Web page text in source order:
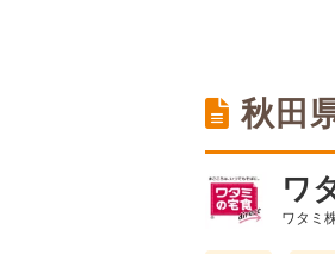
秋田
ワ
ワタミ